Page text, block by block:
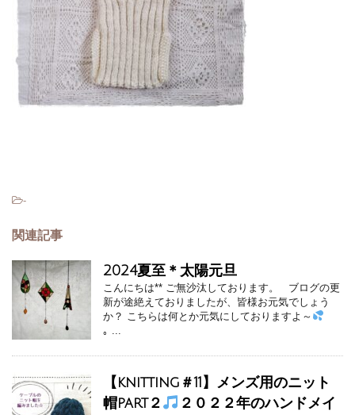
-
関連記事
2024夏至＊太陽元旦
こんにちは** ご無沙汰しております。 ブログの更
新が途絶えておりましたが、皆様お元気でしょう
か？ こちらは何とか元気にしておりますよ～
｡ ...
【knitting＃11】メンズ用のニット
帽part２
２０２２年のハンドメイ